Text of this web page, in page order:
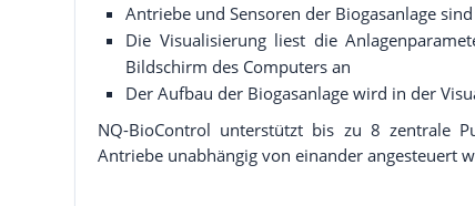
Antriebe und Sensoren der Biogasanlage
Die Visualisierung liest die
Bildschirm des Computers an
Der Aufbau der Biogasanlage wird in der
NQ-BioControl unterstützt bis zu 8 zentrale
Antriebe unabhängig von einander angesteuert